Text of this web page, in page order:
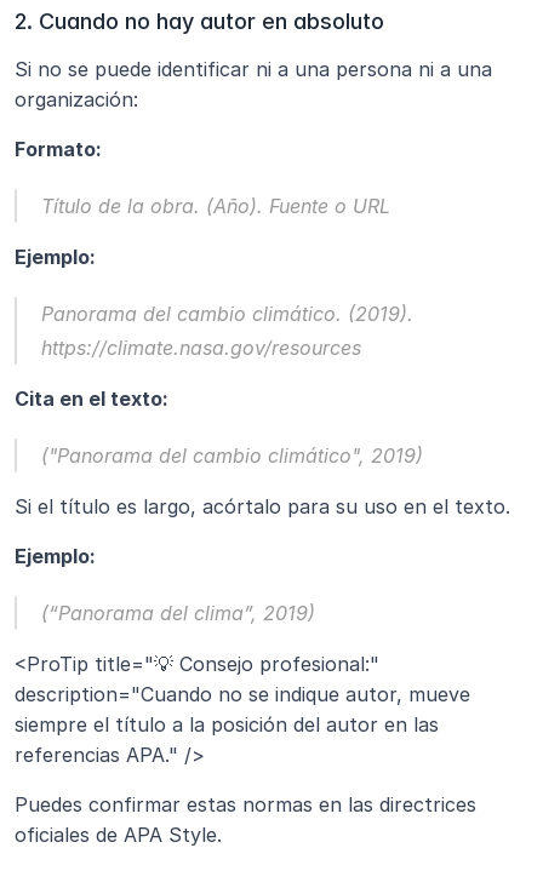
2. Cuando no hay autor en absoluto
Si no se puede identificar ni a una persona ni a una
organización:
Formato:
Título de la obra. (Año). Fuente o URL
Ejemplo:
Panorama del cambio climático. (2019).
https://climate.nasa.gov/resources
Cita en el texto:
("Panorama del cambio climático", 2019)
Si el título es largo, acórtalo para su uso en el texto.
Ejemplo:
(“Panorama del clima”, 2019)
<ProTip title="💡 Consejo profesional:"
description="Cuando no se indique autor, mueve
siempre el título a la posición del autor en las
referencias APA." />
Puedes confirmar estas normas en las directrices
oficiales de APA Style.